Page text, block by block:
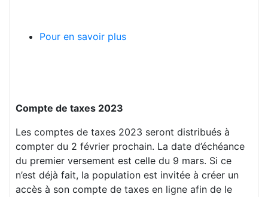
Pour en savoir plus
Compte de taxes 2023
Les comptes de taxes 2023 seront distribués à
compter du 2 février prochain. La date d’échéance
du premier versement est celle du 9 mars. Si ce
n’est déjà fait, la population est invitée à créer un
accès à son compte de taxes en ligne afin de le